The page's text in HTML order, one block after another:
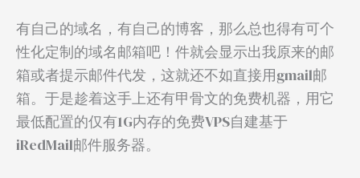
有自己的域名，有自己的博客，那么总也得有可个
性化定制的域名邮箱吧！件就会显示出我原来的邮
箱或者提示邮件代发，这就还不如直接用gmail邮
箱。于是趁着这手上还有甲骨文的免费机器，用它
最低配置的仅有1G内存的免费VPS自建基于
iRedMail邮件服务器。
不
进
垃
圾
箱